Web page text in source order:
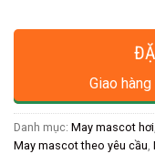
Giao
Danh mục: May mascot hơi,
May mascot theo yêu cầu,